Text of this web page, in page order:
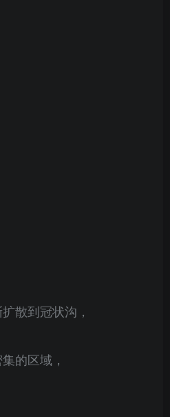
散到冠状沟，
的区域，